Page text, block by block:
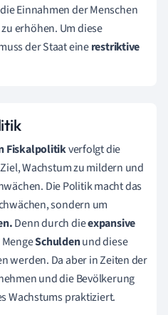
Einnahmen der Menschen
erhöhen. Um diese
der Staat einerestriktive
Fiskalpolitikverfolgt die
Wachstum zu mildern und
Die Politik macht das
sondern um
Denn durch dieexpansive
Schuldenund diese
werden. Da aber in Zeiten der
und die Bevölkerung
Wachstums praktiziert.